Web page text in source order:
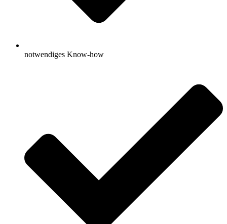
notwendiges Know-how